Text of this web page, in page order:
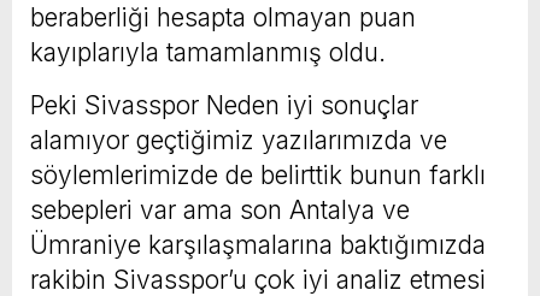
beraberliği hesapta olmayan puan
kayıplarıyla tamamlanmış oldu.
Peki Sivasspor Neden iyi sonuçlar
alamıyor geçtiğimiz yazılarımızda ve
söylemlerimizde de belirttik bunun farklı
sebepleri var ama son Antalya ve
Ümraniye karşılaşmalarına baktığımızda
rakibin Sivasspor’u çok iyi analiz etmesi